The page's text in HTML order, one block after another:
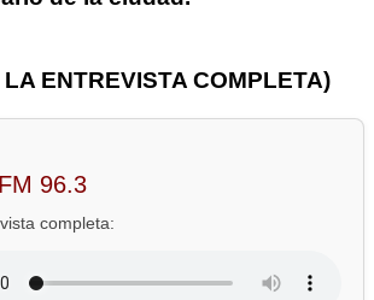
ENTREVISTA COMPLETA)
96.3
completa: